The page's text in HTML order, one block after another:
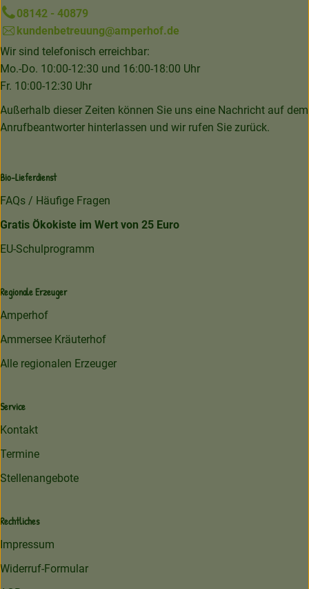
08142 - 40879
kundenbetreuung@amperhof.de
Wir sind telefonisch erreichbar:
Mo.-Do. 10:00-12:30 und 16:00-18:00 Uhr
Fr. 10:00-12:30 Uhr
Außerhalb dieser Zeiten können Sie uns eine Nachricht auf dem
Anrufbeantworter hinterlassen und wir rufen Sie zurück.
Bio-Lieferdienst
FAQs / Häufige Fragen
Gratis Ökokiste im Wert von 25 Euro
EU-Schulprogramm
Regionale Erzeuger
Amperhof
Ammersee Kräuterhof
Alle regionalen Erzeuger
Service
Kontakt
Termine
Stellenangebote
Rechtliches
Impressum
Widerruf-Formular